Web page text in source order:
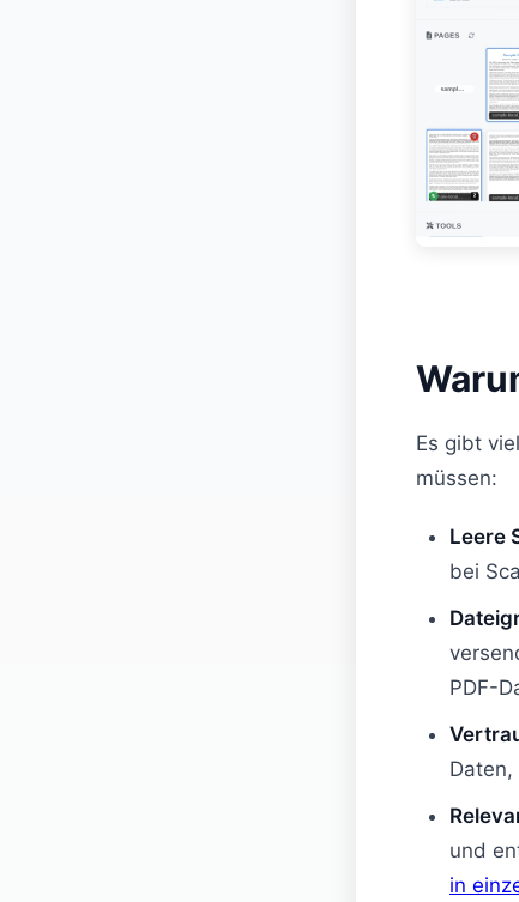
Es gibt
müssen:
Leere
bei
PDF-
und
in